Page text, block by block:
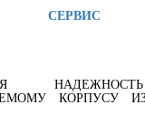
СЕРВИС
КОРПУСУ